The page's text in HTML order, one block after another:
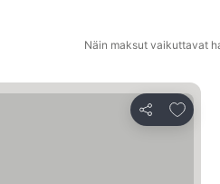
Näin maksut vaikuttavat
Jaa
Lisää